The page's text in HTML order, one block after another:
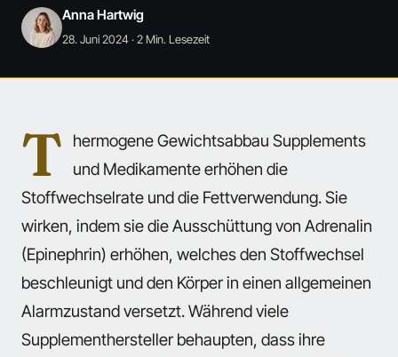
Anna Hartwig
28. Juni 2024· 2 Min. Lesezeit
T
hermogene Gewichtsabbau Supplements
und Medikamente erhöhen die
Stoffwechselrate und die Fettverwendung. Sie
wirken, indem sie die Ausschüttung von Adrenalin
(Epinephrin) erhöhen, welches den Stoffwechsel
beschleunigt und den Körper in einen allgemeinen
Alarmzustand versetzt. Während viele
Supplementhersteller behaupten, dass ihre